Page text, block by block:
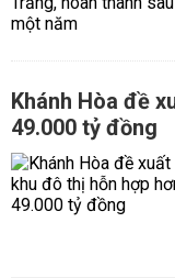
Khánh Hòa đề
49.000 tỷ đồng